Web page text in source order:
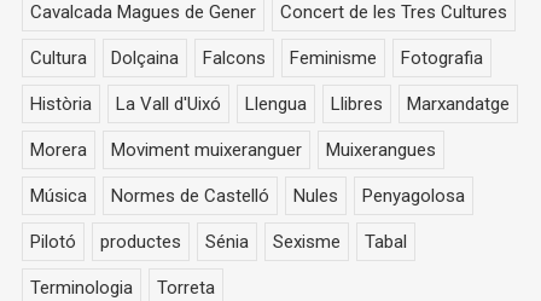
Cavalcada Magues de Gener Concert de les Tres Cultures
Cultura Dolçaina Falcons Feminisme Fotografia
Història La Vall d'Uixó Llengua Llibres Marxandatge
Morera Moviment muixeranguer Muixerangues
Música Normes de Castelló Nules Penyagolosa
Pilotó productes Sénia Sexisme Tabal
Terminologia Torreta